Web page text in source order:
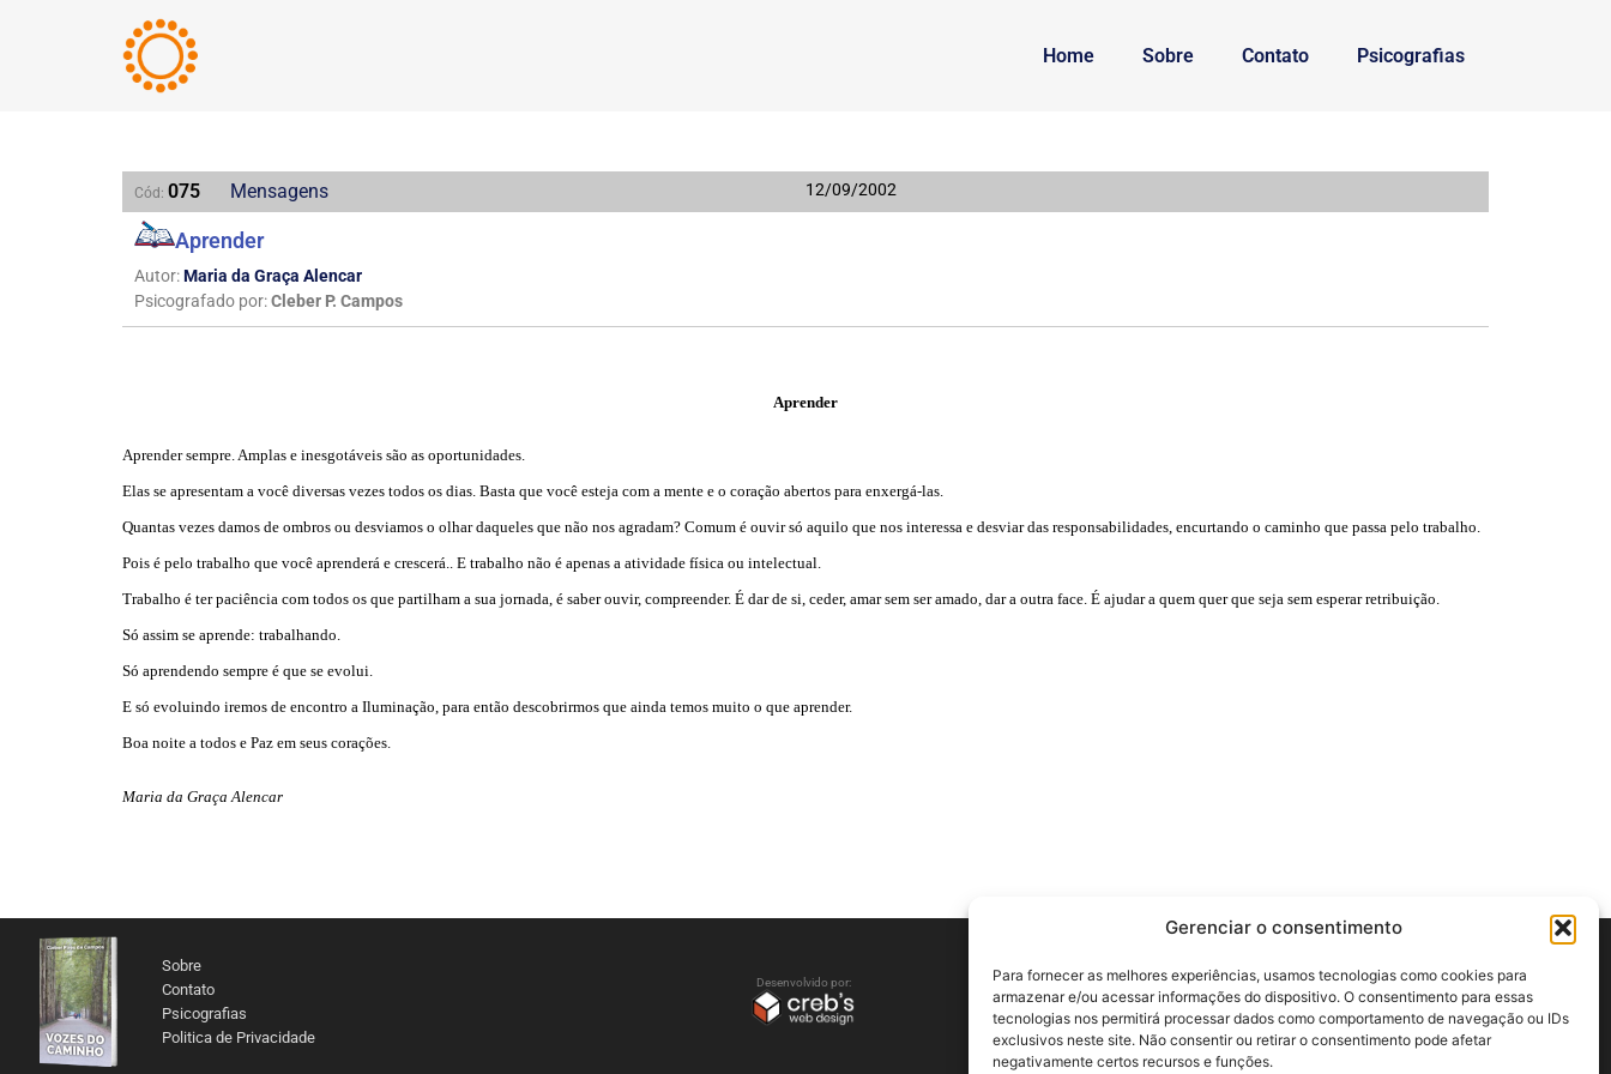
Gerenciar o consentimento
Para fornecer as melhores experiências, usamos tecnologias como cookies para
armazenar e/ou acessar informações do dispositivo. O consentimento para essas
tecnologias nos permitirá processar dados como comportamento de navegação ou IDs
exclusivos neste site. Não consentir ou retirar o consentimento pode afetar
negativamente certos recursos e funções.
Home Sobre Contato Psicografias
Cód: 075 Mensagens 12/09/2002
Aprender
Autor:Maria da Graça Alencar
Psicografado por:Cleber P. Campos
Aprender
Aprender sempre. Amplas e inesgotáveis são as oportunidades.
Elas se apresentam a você diversas vezes todos os dias. Basta que você esteja com a mente e o coração abertos para enxergá-las.
Quantas vezes damos de ombros ou desviamos o olhar daqueles que não nos agradam? Comum é ouvir só aquilo que nos interessa e desviar das responsabilidades, encurtando o caminho que passa pelo trabalho.
Pois é pelo trabalho que você aprenderá e crescerá.. E trabalho não é apenas a atividade física ou intelectual.
Trabalho é ter paciência com todos os que partilham a sua jornada, é saber ouvir, compreender. É dar de si, ceder, amar sem ser amado, dar a outra face. É ajudar a quem quer que seja sem esperar retribuição.
Só assim se aprende: trabalhando.
Só aprendendo sempre é que se evolui.
E só evoluindo iremos de encontro a Iluminação, para então descobrirmos que ainda temos muito o que aprender.
Boa noite a todos e Paz em seus corações.
Maria da Graça Alencar
Sobre
Contato
Psicografias
Politica de Privacidade
Desenvolvido por: